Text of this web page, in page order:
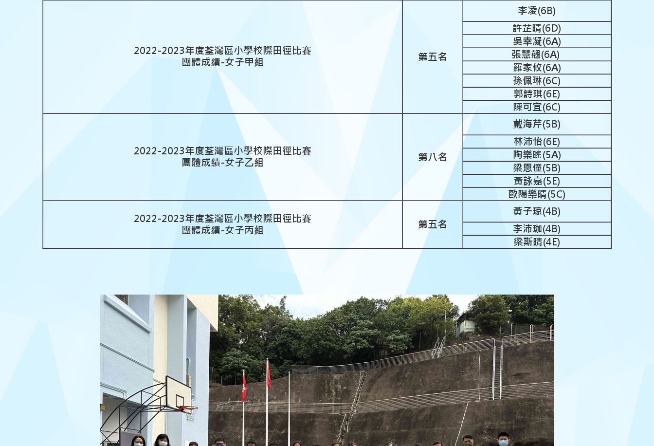
2022-2023年度荃灣區小學校際田徑比賽
團體成績-女子甲組
第五名
李凌(6B)
許芷晴(6D)
吳幸凝(6A)
張慧翹(6A)
羅家攸(6A)
孫佩琳(6C)
郭詩琪(6E)
陳可宜(6C)
2022-2023年度荃灣區小學校際田徑比賽
團體成績-女子乙組
第八名
戴海芹(5B)
林沛怡(6E)
陶樂暚(5A)
梁恩僮(5B)
黃詠嘉(5E)
歐陽樂晴(5C)
2022-2023年度荃灣區小學校際田徑比賽
團體成績-女子丙組
第五名
黃子琼(4B)
李沛珈(4B)
梁斯晴(4E)